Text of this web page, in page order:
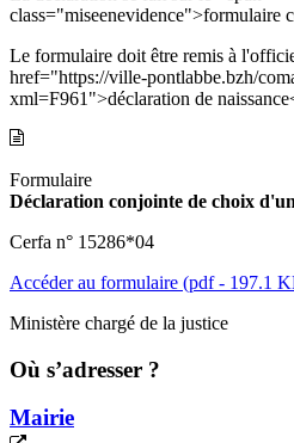
class="miseenevidence">formulaire
Le formulaire doit être remis à
href="https://ville-pontlabbe.bzh/
xml=F961">déclaration de
Formulaire
Déclaration conjointe de choix
Cerfa n° 15286*04
Accéder au formulaire (pdf - 197.1
Ministère chargé de la justice
Où s’adresser ?
Mairie